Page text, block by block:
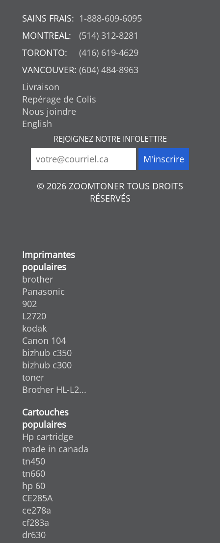
SAINS FRAIS: 1-888-609-6095
MONTREAL:
(514) 312-8281
TORONTO:
(416) 619-4629
VANCOUVER: (604) 484-8963
Livraison
Repérage de Colis
Nous joindre
English
REJOIGNEZ NOTRE INFOLETTRE
© 2026 ZOOMTONER TOUS DROITS
RÉSERVÉS
Imprimantes
populaires
brother
Panasonic
902
L2720
kodak
Canon 104
bizhub c350
bizhub c300
toner
Brother HL-L2...
Cartouches
populaires
Hp cartridge
made in canada
tn450
tn660
hp 60
CE285A
ce278a
cf283a
dr630